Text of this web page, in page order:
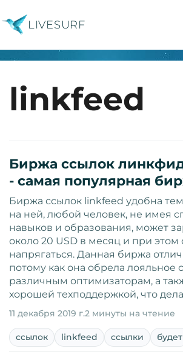
LIVESURF
linkfeed
Биржа ссылок
- самая популярная
Биржа ссылок linkfeed удобна
на ней, любой человек, не имея
навыков и образования, может
около 20 USD в месяц и при этом
напрягаться. Данная биржа
потому как она обрела лояльное
различным оптимизаторам, а
хорошей техподдержкой, что
11 декабря 2019 г.2 минуты на чтение
ссылок linkfeed ссылки будет